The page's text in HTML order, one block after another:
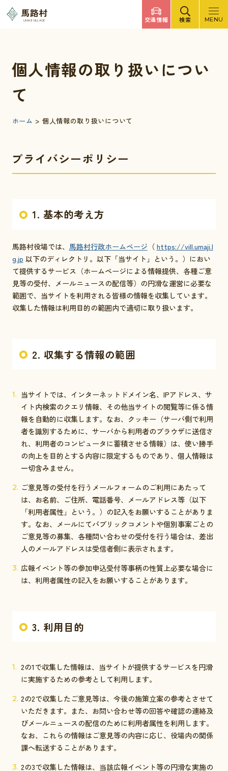
馬路村
UMAJI VILLAGE 交通情報 検索 MENU
個人情報の取り扱いについ
て
ホーム > 個人情報の取り扱いについて
プライバシーポリシー
1. 基本的考え方
馬路村役場では、 馬路村行政ホームページ （ https://vill.umaji.l
g.jp 以下のディレクトリ。以下「当サイト」という。）におい
て提供するサービス（ホームページによる情報提供、各種ご意
見等の受付、メールニュースの配信等）の円滑な運営に必要な
範囲で、当サイトを利用される皆様の情報を収集しています。
収集した情報は利用目的の範囲内で適切に取り扱います。
2. 収集する情報の範囲
当サイトでは、インターネットドメイン名、IPアドレス、サ
イト内検索のクエリ情報、その他当サイトの閲覧等に係る情
報を自動的に収集します。なお、クッキー（サーバ側で利用
者を識別するために、サーバから利用者のブラウザに送信さ
れ、利用者のコンピュータに蓄積させる情報）は、使い勝手
の向上を目的とする内容に限定するものであり、個人情報は
一切含みません。
ご意見等の受付を行うメールフォームのご利用にあたって
は、お名前、ご住所、電話番号、メールアドレス等（以下
「利用者属性」という。）の記入をお願いすることがありま
す。なお、メールにてパブリックコメントや個別事案ごとの
ご意見等の募集、各種問い合わせの受付を行う場合は、差出
人のメールアドレスは受信者側に表示されます。
広報イベント等の参加申込受付等事柄の性質上必要な場合に
は、利用者属性の記入をお願いすることがあります。
3. 利用目的
2の1で収集した情報は、当サイトが提供するサービスを円滑
に実施するための参考として利用します。
2の2で収集したご意見等は、今後の施策立案の参考とさせて
いただきます。また、お問い合わせ等の回答や確認の連絡及
びメールニュースの配信のために利用者属性を利用します。
なお、これらの情報はご意見等の内容に応じ、役場内の関係
課へ転送することがあります。
2の3で収集した情報は、当該広報イベント等の円滑な実施の
馬路村について
ふるさと納税
お問い合わせ
採用情報
交通情報